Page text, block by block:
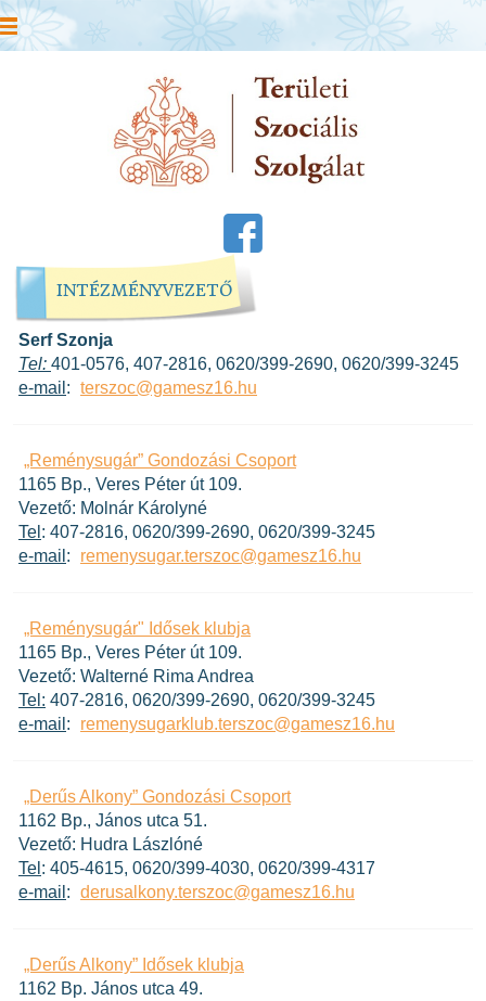
INTÉZMÉNYVEZETŐ
Serf Szonja
Tel: 401-0576, 407-2816, 0620/399-2690, 0620/399-3245
e-mail : terszoc@gamesz16.hu
„Reménysugár” Gondozási Csoport
1165 Bp., Veres Péter út 109.
Vezető: Molnár Károlyné
Tel : 407-2816, 0620/399-2690, 0620/399-3245
e-mail : remenysugar.terszoc@gamesz16.hu
„Reménysugár" Idősek klubja
1165 Bp., Veres Péter út 109.
Vezető: Walterné Rima Andrea
Tel: 407-2816, 0620/399-2690, 0620/399-3245
e-mail : remenysugarklub.terszoc@gamesz16.hu
„Derűs Alkony” Gondozási Csoport
1162 Bp., János utca 51.
Vezető: Hudra Lászlóné
Tel : 405-4615, 0620/399-4030, 0620/399-4317
e-mail : derusalkony.terszoc@gamesz16.hu
„Derűs Alkony” Idősek klubja
1162 Bp. János utca 49.